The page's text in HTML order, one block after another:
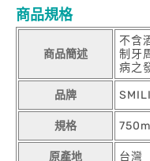
商品規格
商品簡述
不含
制牙
病之
品牌
規格
原產地 台灣